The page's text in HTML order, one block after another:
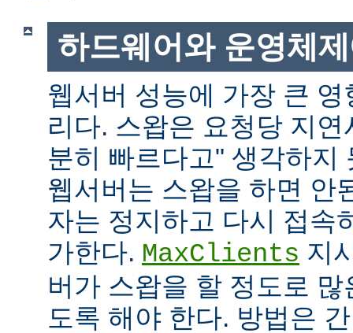
하드웨어와 운영체
웹서버 성능에 가장 큰
리다. 스왑은 요청당 지
분히 빠르다고" 생각하지
웹서버는 스왑을 하면 안
자는 정지하고 다시 접속
가한다. MaxClients 지
버가 스왑을 할 정도로
도록 해야 한다. 방법은